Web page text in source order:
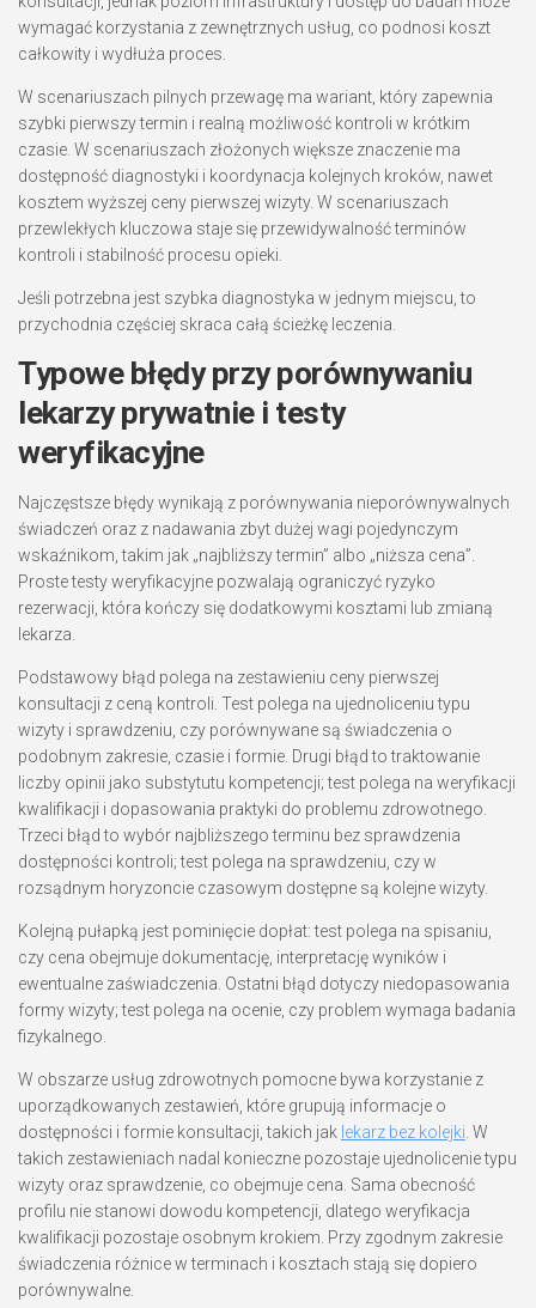
wymagać korzystania z zewnętrznych usług, co podnosi koszt
całkowity i wydłuża proces.
W scenariuszach pilnych przewagę ma wariant, który zapewnia
szybki pierwszy termin i realną możliwość kontroli w krótkim
czasie. W scenariuszach złożonych większe znaczenie ma
dostępność diagnostyki i koordynacja kolejnych kroków, nawet
kosztem wyższej ceny pierwszej wizyty. W scenariuszach
przewlekłych kluczowa staje się przewidywalność terminów
kontroli i stabilność procesu opieki.
Jeśli potrzebna jest szybka diagnostyka w jednym miejscu, to
przychodnia częściej skraca całą ścieżkę leczenia.
Typowe błędy przy porównywaniu
lekarzy prywatnie i testy
weryfikacyjne
Najczęstsze błędy wynikają z porównywania nieporównywalnych
świadczeń oraz z nadawania zbyt dużej wagi pojedynczym
wskaźnikom, takim jak „najbliższy termin” albo „niższa cena”.
Proste testy weryfikacyjne pozwalają ograniczyć ryzyko
rezerwacji, która kończy się dodatkowymi kosztami lub zmianą
lekarza.
Podstawowy błąd polega na zestawieniu ceny pierwszej
konsultacji z ceną kontroli. Test polega na ujednoliceniu typu
wizyty i sprawdzeniu, czy porównywane są świadczenia o
podobnym zakresie, czasie i formie. Drugi błąd to traktowanie
liczby opinii jako substytutu kompetencji; test polega na weryfikacji
kwalifikacji i dopasowania praktyki do problemu zdrowotnego.
Trzeci błąd to wybór najbliższego terminu bez sprawdzenia
dostępności kontroli; test polega na sprawdzeniu, czy w
rozsądnym horyzoncie czasowym dostępne są kolejne wizyty.
Kolejną pułapką jest pominięcie dopłat: test polega na spisaniu,
czy cena obejmuje dokumentację, interpretację wyników i
ewentualne zaświadczenia. Ostatni błąd dotyczy niedopasowania
formy wizyty; test polega na ocenie, czy problem wymaga badania
fizykalnego.
W obszarze usług zdrowotnych pomocne bywa korzystanie z
uporządkowanych zestawień, które grupują informacje o
dostępności i formie konsultacji, takich jak lekarz bez kolejki. W
takich zestawieniach nadal konieczne pozostaje ujednolicenie typu
wizyty oraz sprawdzenie, co obejmuje cena. Sama obecność
profilu nie stanowi dowodu kompetencji, dlatego weryfikacja
kwalifikacji pozostaje osobnym krokiem. Przy zgodnym zakresie
świadczenia różnice w terminach i kosztach stają się dopiero
porównywalne.